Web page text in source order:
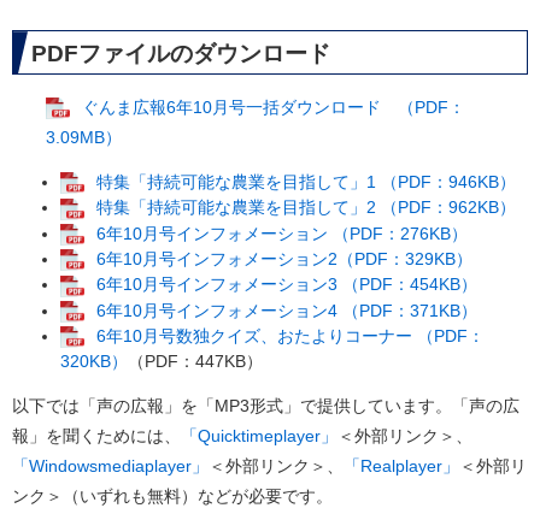
PDFファイルのダウンロード
ぐんま広報6年10月号一括ダウンロード （PDF：
3.09MB）
特集「持続可能な農業を目指して」1 （PDF：946KB）
特集「持続可能な農業を目指して」2 （PDF：962KB）
6年10月号インフォメーション （PDF：276KB）
6年10月号インフォメーション2（PDF：329KB）
6年10月号インフォメーション3 （PDF：454KB）
6年10月号インフォメーション4 （PDF：371KB）
6年10月号数独クイズ、おたよりコーナー （PDF：
320KB）
（PDF：447KB）
以下では「声の広報」を「MP3形式」で提供しています。「声の広
報」を聞くためには、
「Quicktimeplayer」 ＜外部リンク＞ 、
「Windowsmediaplayer」
＜外部リンク＞ 、 「Realplayer」
＜外部リ
ンク＞
（いずれも無料）などが必要です。